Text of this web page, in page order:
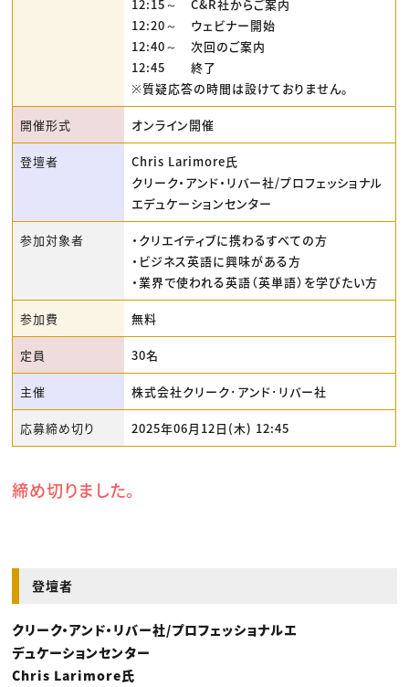
12:15～ C&R社からご案内
12:20～ ウェビナー開始
12:40～ 次回のご案内
12:45 終了
※質疑応答の時間は設けておりません。
開催形式 オンライン開催
登壇者
Chris Larimore氏
クリーク・アンド・リバー社/プロフェッショナル
エデュケーションセンター
参加対象者
・クリエイティブに携わるすべての方
・ビジネス英語に興味がある方
・業界で使われる英語（英単語）を学びたい方
参加費 無料
定員 30名
主催 株式会社クリーク･アンド･リバー社
応募締め切り 2025年06月12日(木) 12:45
締め切りました。
登壇者
クリーク・アンド・リバー社/プロフェッショナルエ
デュケーションセンター
Chris Larimore氏